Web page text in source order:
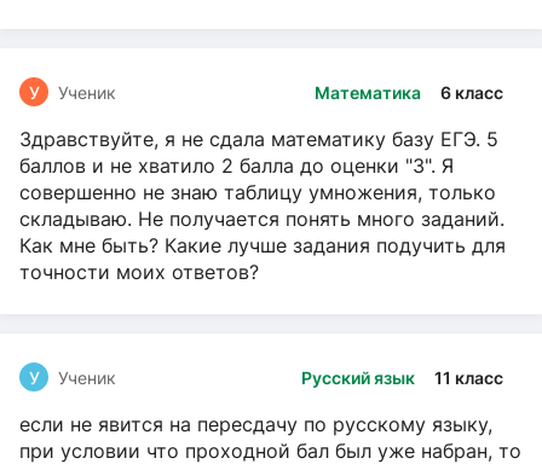
Математика 6 класс
У Ученик
Здравствуйте, я не сдала математику базу ЕГЭ. 5
баллов и не хватило 2 балла до оценки "3". Я
совершенно не знаю таблицу умножения, только
складываю. Не получается понять много заданий.
Как мне быть? Какие лучше задания подучить для
точности моих ответов?
Русский язык 11 класс
У Ученик
если не явится на пересдачу по русскому языку,
при условии что проходной бал был уже набран, то